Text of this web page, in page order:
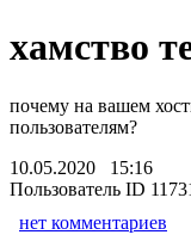
хамство
почему на вашем
пользователям?
10.05.2020 15:16
Пользователь ID
нет комментариев